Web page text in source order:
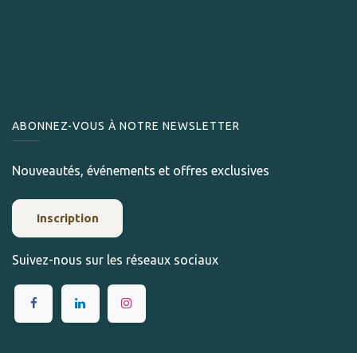
ABONNEZ-VOUS À NOTRE NEWSLETTER
Nouveautés, événements et offres exclusives
Inscription
Suivez-nous sur les réseaux sociaux